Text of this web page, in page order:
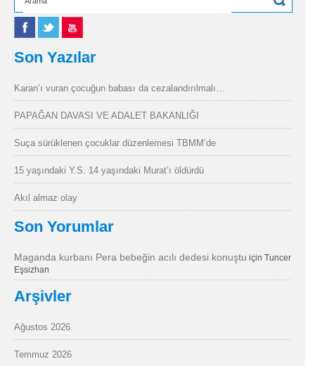
Son Yazılar
Karan’ı vuran çocuğun babası da cezalandırılmalı…
PAPAĞAN DAVASI VE ADALET BAKANLIĞI
Suça sürüklenen çocuklar düzenlemesi TBMM’de
15 yaşındaki Y.S. 14 yaşındaki Murat’ı öldürdü
Akıl almaz olay
Son Yorumlar
Maganda kurbanı Pera bebeğin acılı dedesi konuştu için Tuncer
Eşsizhan
Arşivler
Ağustos 2026
Temmuz 2026